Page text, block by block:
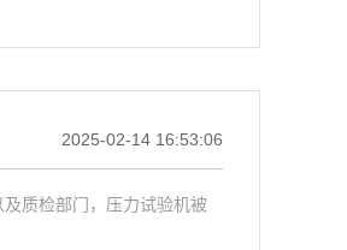
2025-02-14 16:53:06
质检部门，压力试验机被